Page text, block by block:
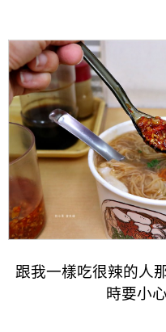
跟我一樣吃很辣的人
時要小